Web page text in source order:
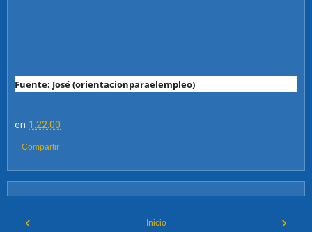
Fuente: José (orientacionparaelempleo)
en 1:22:00
Compartir
‹ ›
Inicio